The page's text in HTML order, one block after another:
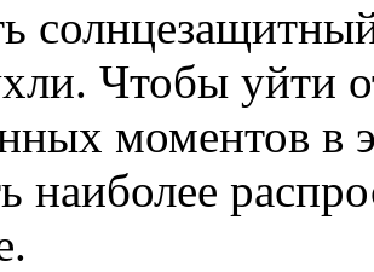
Чтобы уйти
моментов в
наиболее